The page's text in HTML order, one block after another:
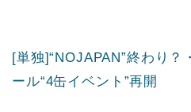
[単独]“NOJAPAN”終わり
ール“4缶イベント”再開